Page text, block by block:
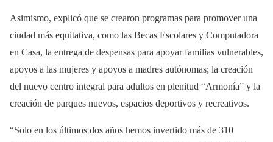
Asimismo, explicó que se crearon programas para promover una
ciudad más equitativa, como las Becas Escolares y Computadora
en Casa, la entrega de despensas para apoyar familias vulnerables,
apoyos a las mujeres y apoyos a madres autónomas; la creación
del nuevo centro integral para adultos en plenitud “Armonía” y la
creación de parques nuevos, espacios deportivos y recreativos.
“Solo en los últimos dos años hemos invertido más de 310